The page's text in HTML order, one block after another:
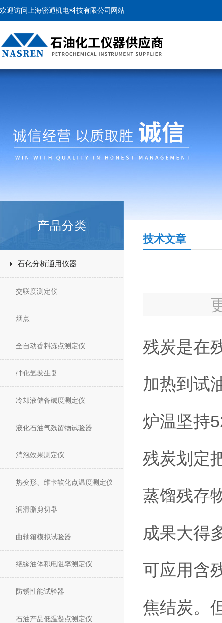
欢迎访问上海密通机电科技有限公司网站
产品分类
石化分析通用仪器
交联度测定仪
烟点
全自动香料冻点测定仪
砷化氢发生器
冷却液储备碱度测定仪
液化石油气残留物试验器
消泡效果测定仪
热变形、维卡软化点温度测定仪
润滑脂剪切器
曲轴箱模拟试验器
绝缘油体积电阻率测定仪
防锈性能试验器
石油产品低温凝点测定仪
技术文章
残炭是在
加热到试
炉温坚持
残炭划定
蒸馏残存
成果大得
可应用含
焦结炭。